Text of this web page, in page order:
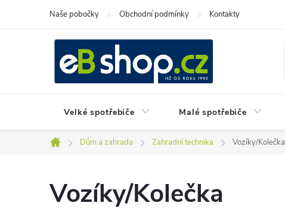
Naše pobočky Obchodní podmínky Kontakty
Velké spotřebiče Malé spotřebiče
Domů
Dům a zahrada Zahradní technika Vozíky/Kolečka
Vozíky/Kolečka